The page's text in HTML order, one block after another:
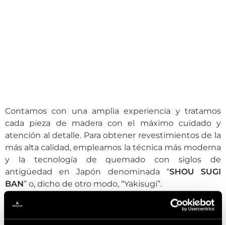
Contamos con una amplia experiencia y tratamos
cada pieza de madera con el máximo cuidado y
atención al detalle. Para obtener revestimientos de la
más alta calidad, empleamos la técnica más moderna
y la tecnología de quemado con siglos de
antigüedad en Japón denominada “SHOU SUGI
BAN” o, dicho de otro modo, “Yakisugi”.